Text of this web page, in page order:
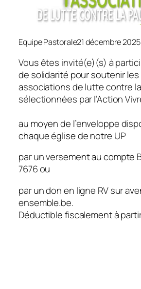
Equipe Pastorale21 décembre 2025
Vous êtes invité(e)(s) à
de solidarité pour soutenir les
associations de lutte contre
sélectionnées par l’Action
au moyen de l’enveloppe
chaque église de notre UP
par un versement au compte
7676 ou
par un don en ligne RV sur
ensemble.be.
Déductible fiscalement à